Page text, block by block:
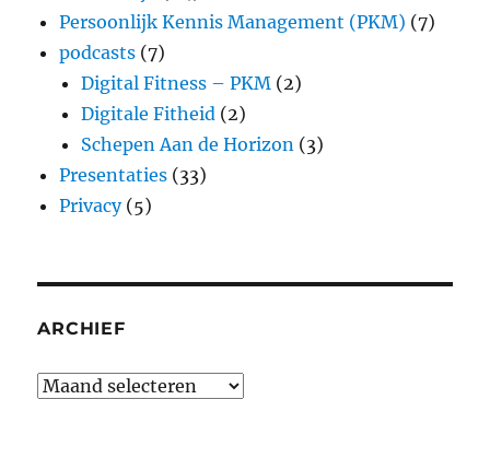
Persoonlijk Kennis Management (PKM) (7)
podcasts (7)
Digital Fitness – PKM (2)
Digitale Fitheid (2)
Schepen Aan de Horizon (3)
Presentaties (33)
Privacy(5)
ARCHIEF
Archief